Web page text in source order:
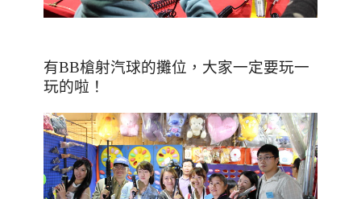
有BB槍射汽球的攤位，大家一定要玩一
玩的啦！